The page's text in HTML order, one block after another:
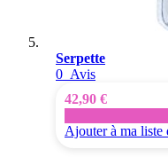
Serpette
0 Avis
42,90 €
Ajouter à ma liste